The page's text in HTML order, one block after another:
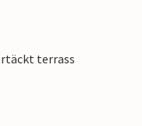
terrass